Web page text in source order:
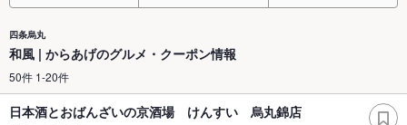
四条烏丸
和風 | からあげのグルメ・クーポン情報
50件 1-20件
日本酒とおばんざいの京酒場 けんすい 烏丸錦店